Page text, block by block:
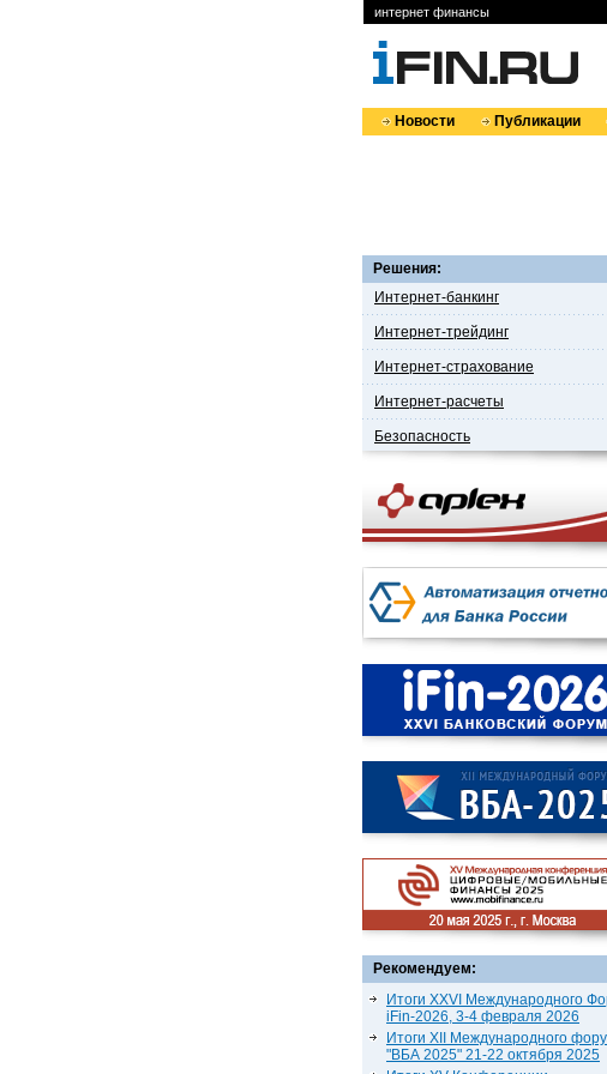
интернет финансы
Новости Публикации
Решения:
Интернет-банкинг
Интернет-трейдинг
Интернет-страхование
Интернет-расчеты
Безопасность
Рекомендуем:
Итоги XXVI Международного
iFin-2026, 3-4 февраля 2026
Итоги XII Международного
"ВБА 2025" 21-22 октября 2025